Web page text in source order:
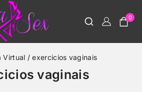
0
Virtual / exercicios vaginais
vaginais